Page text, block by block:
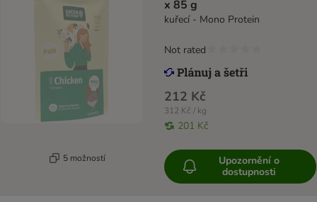
5 možností
x 85 g
kuřecí - Mono Protein
212 Kč
312 Kč / kg
201 Kč
Not rated
Upozornění o
dostupnosti